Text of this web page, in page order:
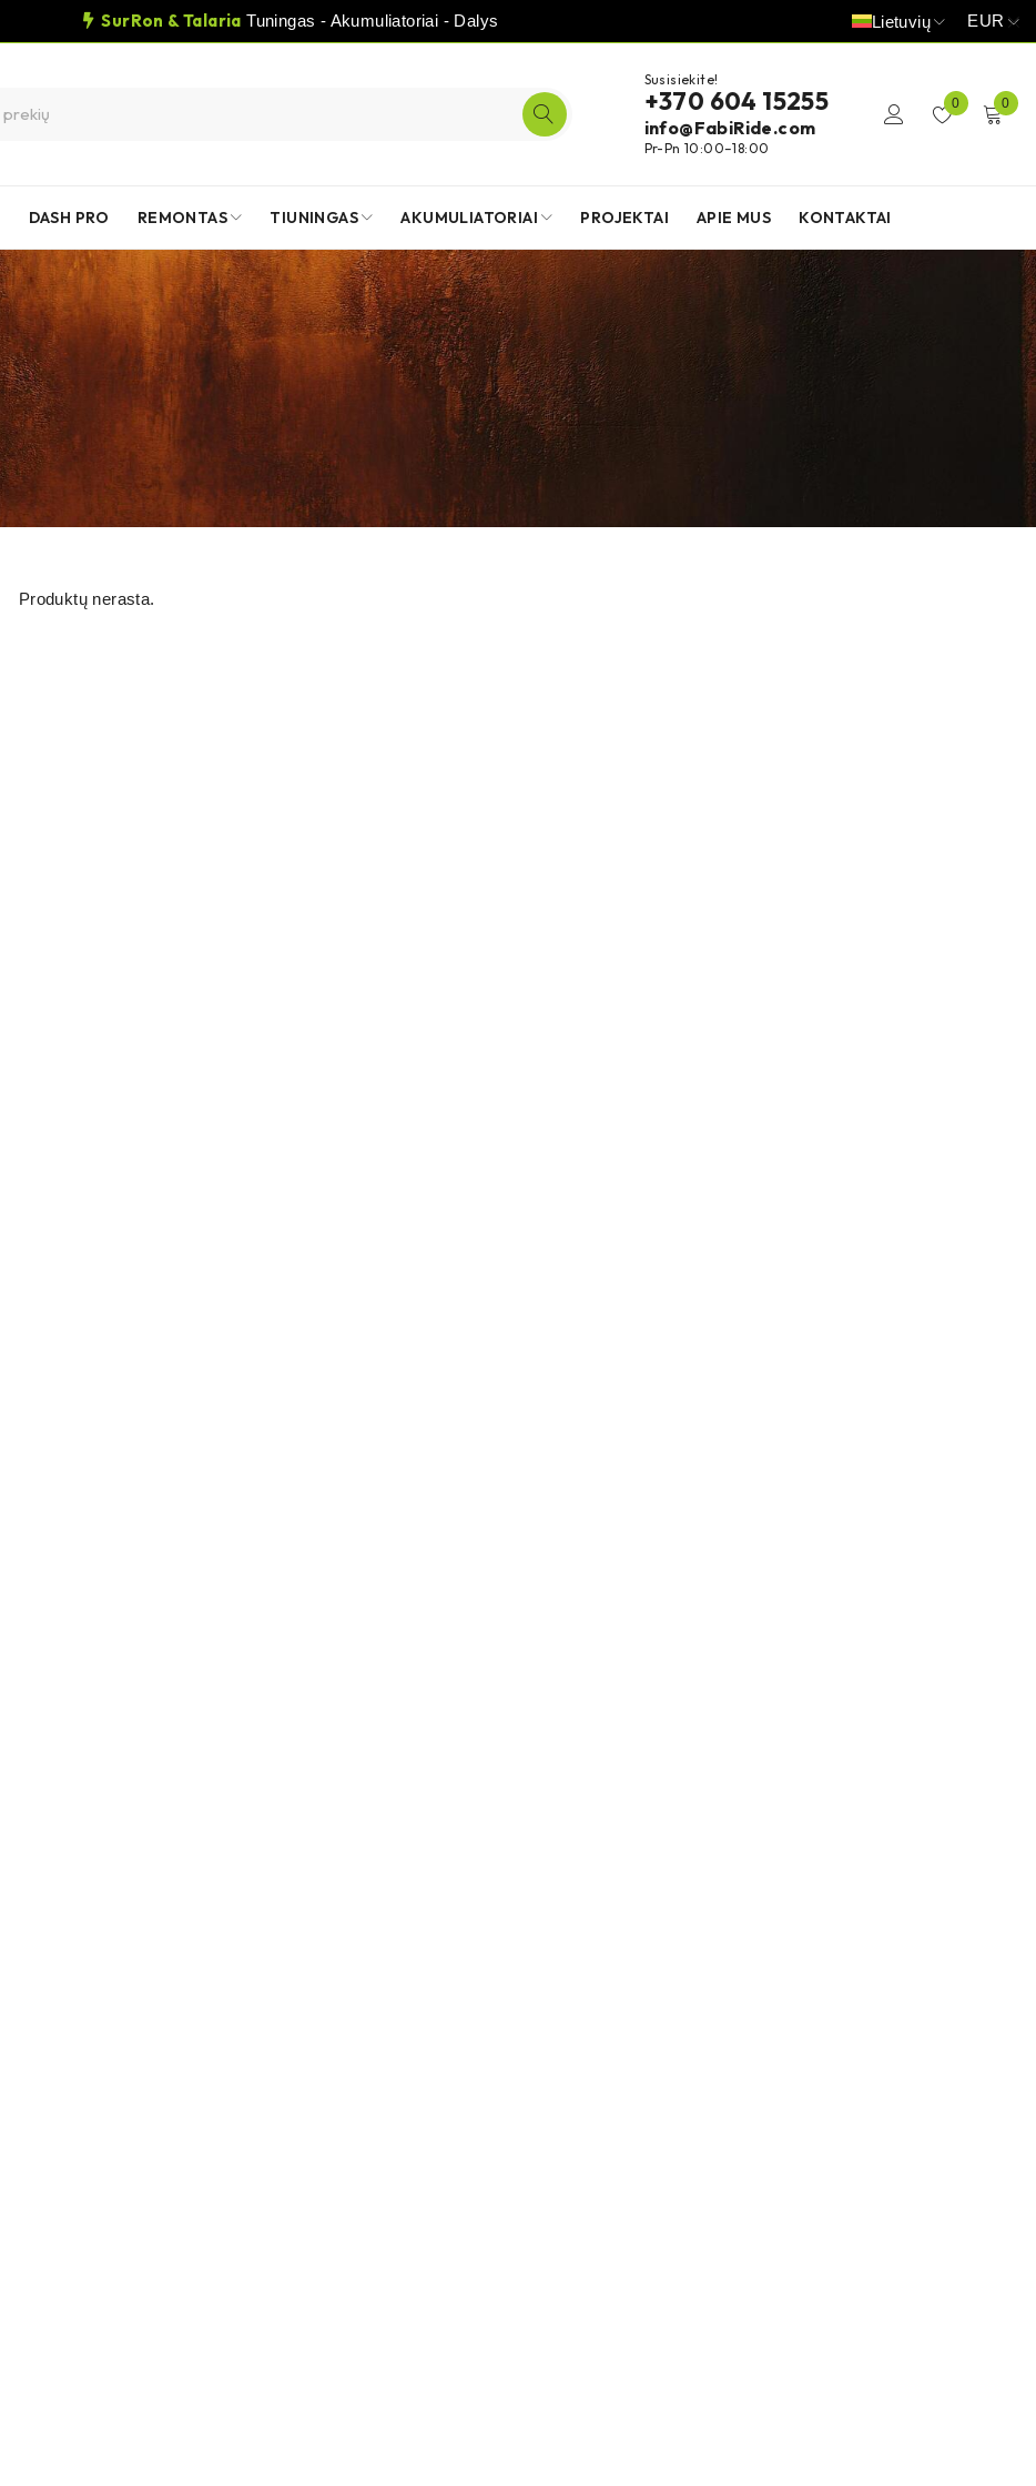
SurRon & Talaria Tuningas - Akumuliatoriai - Dalys Lietuvių EUR
Susisiekite!
+370 604 15255
info@FabiRide.com
Pr-Pn 10:00–18:00
0 0
DASH PRO REMONTAS TIUNINGAS AKUMULIATORIAI PROJEKTAI APIE MUS KONTAKTAI
Produktų nerasta.